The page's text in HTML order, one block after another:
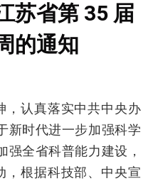
苏省第 35 届
的通知
，认真落实中共中央办
新时代进一步加强科学
强全省科普能力建设，
，根据科技部、中央宣